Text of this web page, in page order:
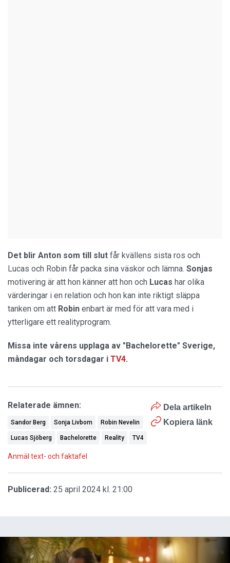
Det blir Anton som till slut får kvällens sista ros och
Lucas och Robin får packa sina väskor och lämna. Sonjas
motivering är att hon känner att hon och Lucas har olika
värderingar i en relation och hon kan inte riktigt släppa
tanken om att Robin enbart är med för att vara med i
ytterligare ett realityprogram.
Missa inte vårens upplaga av "Bachelorette" Sverige,
måndagar och torsdagar i TV4.
Dela artikeln
Kopiera länk
Relaterade ämnen:
Sandor Berg Sonja Livbom Robin Nevelin
Lucas Sjöberg Bachelorette Reality TV4
Anmäl text- och faktafel
Publicerad: 25 april 2024 kl. 21:00